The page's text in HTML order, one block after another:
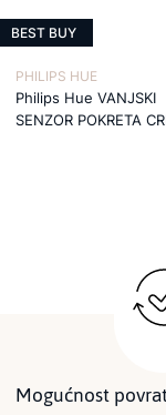
BEST BUY
PHILIPS HUE
Philips Hue VANJSKI
SENZOR POKRETA
Mogućnost